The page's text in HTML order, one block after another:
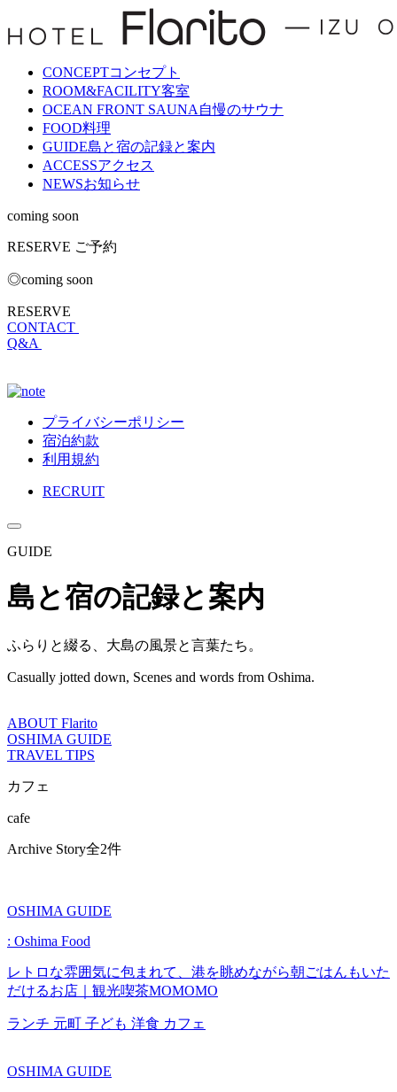
CONCEPTコンセプト
ROOM&FACILITY客室
OCEAN FRONT SAUNA 自慢のサウナ
FOOD料理
GUIDE島と宿の記録と案内
ACCESSアクセス
NEWSお知らせ
coming soon
RESERVE ご予約
◎coming soon
RESERVE
CONTACT
Q&A
プライバシーポリシー
宿泊約款
利用規約
RECRUIT
GUIDE
島と宿の記録と案内
ふらりと綴る、大島の風景と言葉たち。
Casually jotted down, Scenes and words from Oshima.
ABOUT Flarito
OSHIMA GUIDE
TRAVEL TIPS
カフェ
cafe
Archive Story全2件
OSHIMA GUIDE
: Oshima Food
レトロな雰囲気に包まれて、港を眺めながら朝ごはんもいた
だけるお店｜観光喫茶MOMOMO
ランチ 元町 子ども 洋食 カフェ
OSHIMA GUIDE